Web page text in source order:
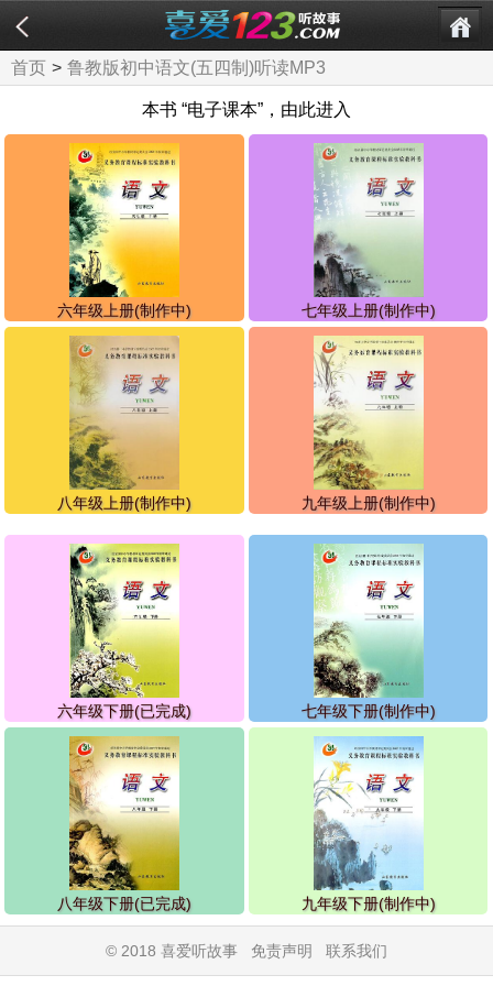
首页 > 鲁教版初中语文(五四制)听读MP3
本书 “电子课本”，由此进入
六年级上册(制作中) 七年级上册(制作中)
八年级上册(制作中) 九年级上册(制作中)
六年级下册(已完成) 七年级下册(制作中)
八年级下册(已完成) 九年级下册(制作中)
© 2018 喜爱听故事 免责声明 联系我们